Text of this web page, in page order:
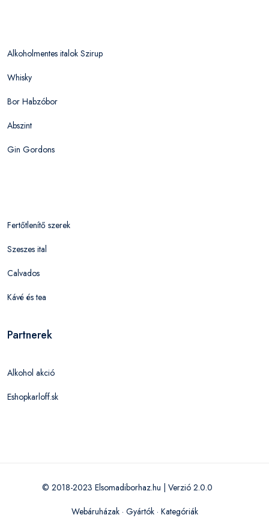
Alkoholmentes italok Szirup
Whisky
Bor Habzóbor
Abszint
Gin Gordons
Fertőtlenítő szerek
Szeszes ital
Calvados
Kávé és tea
Partnerek
Alkohol akció
Eshopkarloff.sk
© 2018-2023 Elsomadiborhaz.hu | Verzió 2.0.0
Webáruházak· Gyártók· Kategóriák